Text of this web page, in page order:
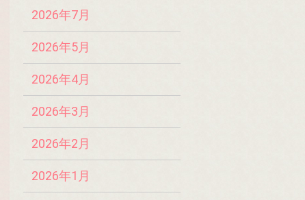
2026年7月
2026年5月
2026年4月
2026年3月
2026年2月
2026年1月